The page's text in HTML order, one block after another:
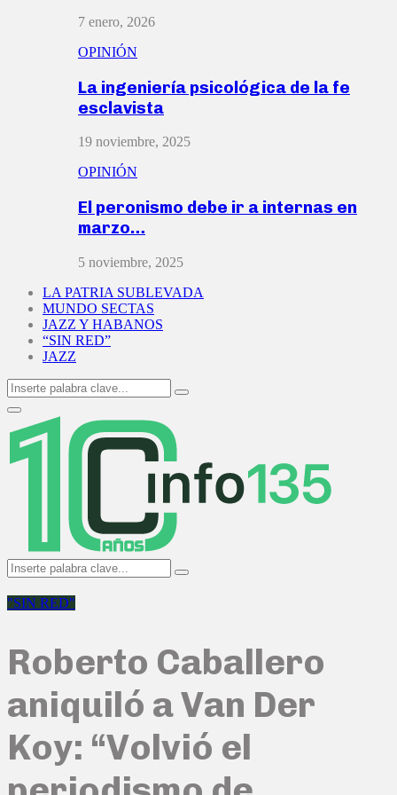
7 enero, 2026
OPINIÓN
La ingeniería psicológica de la fe
esclavista
19 noviembre, 2025
OPINIÓN
El peronismo debe ir a internas en
marzo…
5 noviembre, 2025
LA PATRIA SUBLEVADA
MUNDO SECTAS
JAZZ Y HABANOS
“SIN RED”
JAZZ
Search
for:
Search
Primary
Menu
Search
for:
Search
"SIN RED"
Roberto Caballero
aniquiló a Van Der
Koy: “Volvió el